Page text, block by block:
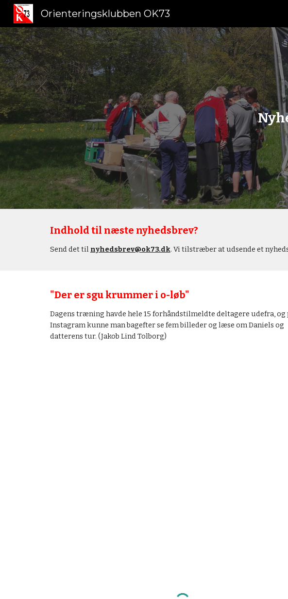
Orienteringsklubben OK73
Indhold til næste nyhedsbrev?
Send det til nyhedsbrev@ok73.dk. Vi tilstræber at udsende et
"Der er sgu krummer i o-løb"
Dagens træning havde hele 15 forhåndstilmeldte deltagere udefra, og
Instagram kunne man bagefter se fem billeder og læse om Daniels og
datterens tur. (Jakob Lind Tolborg)